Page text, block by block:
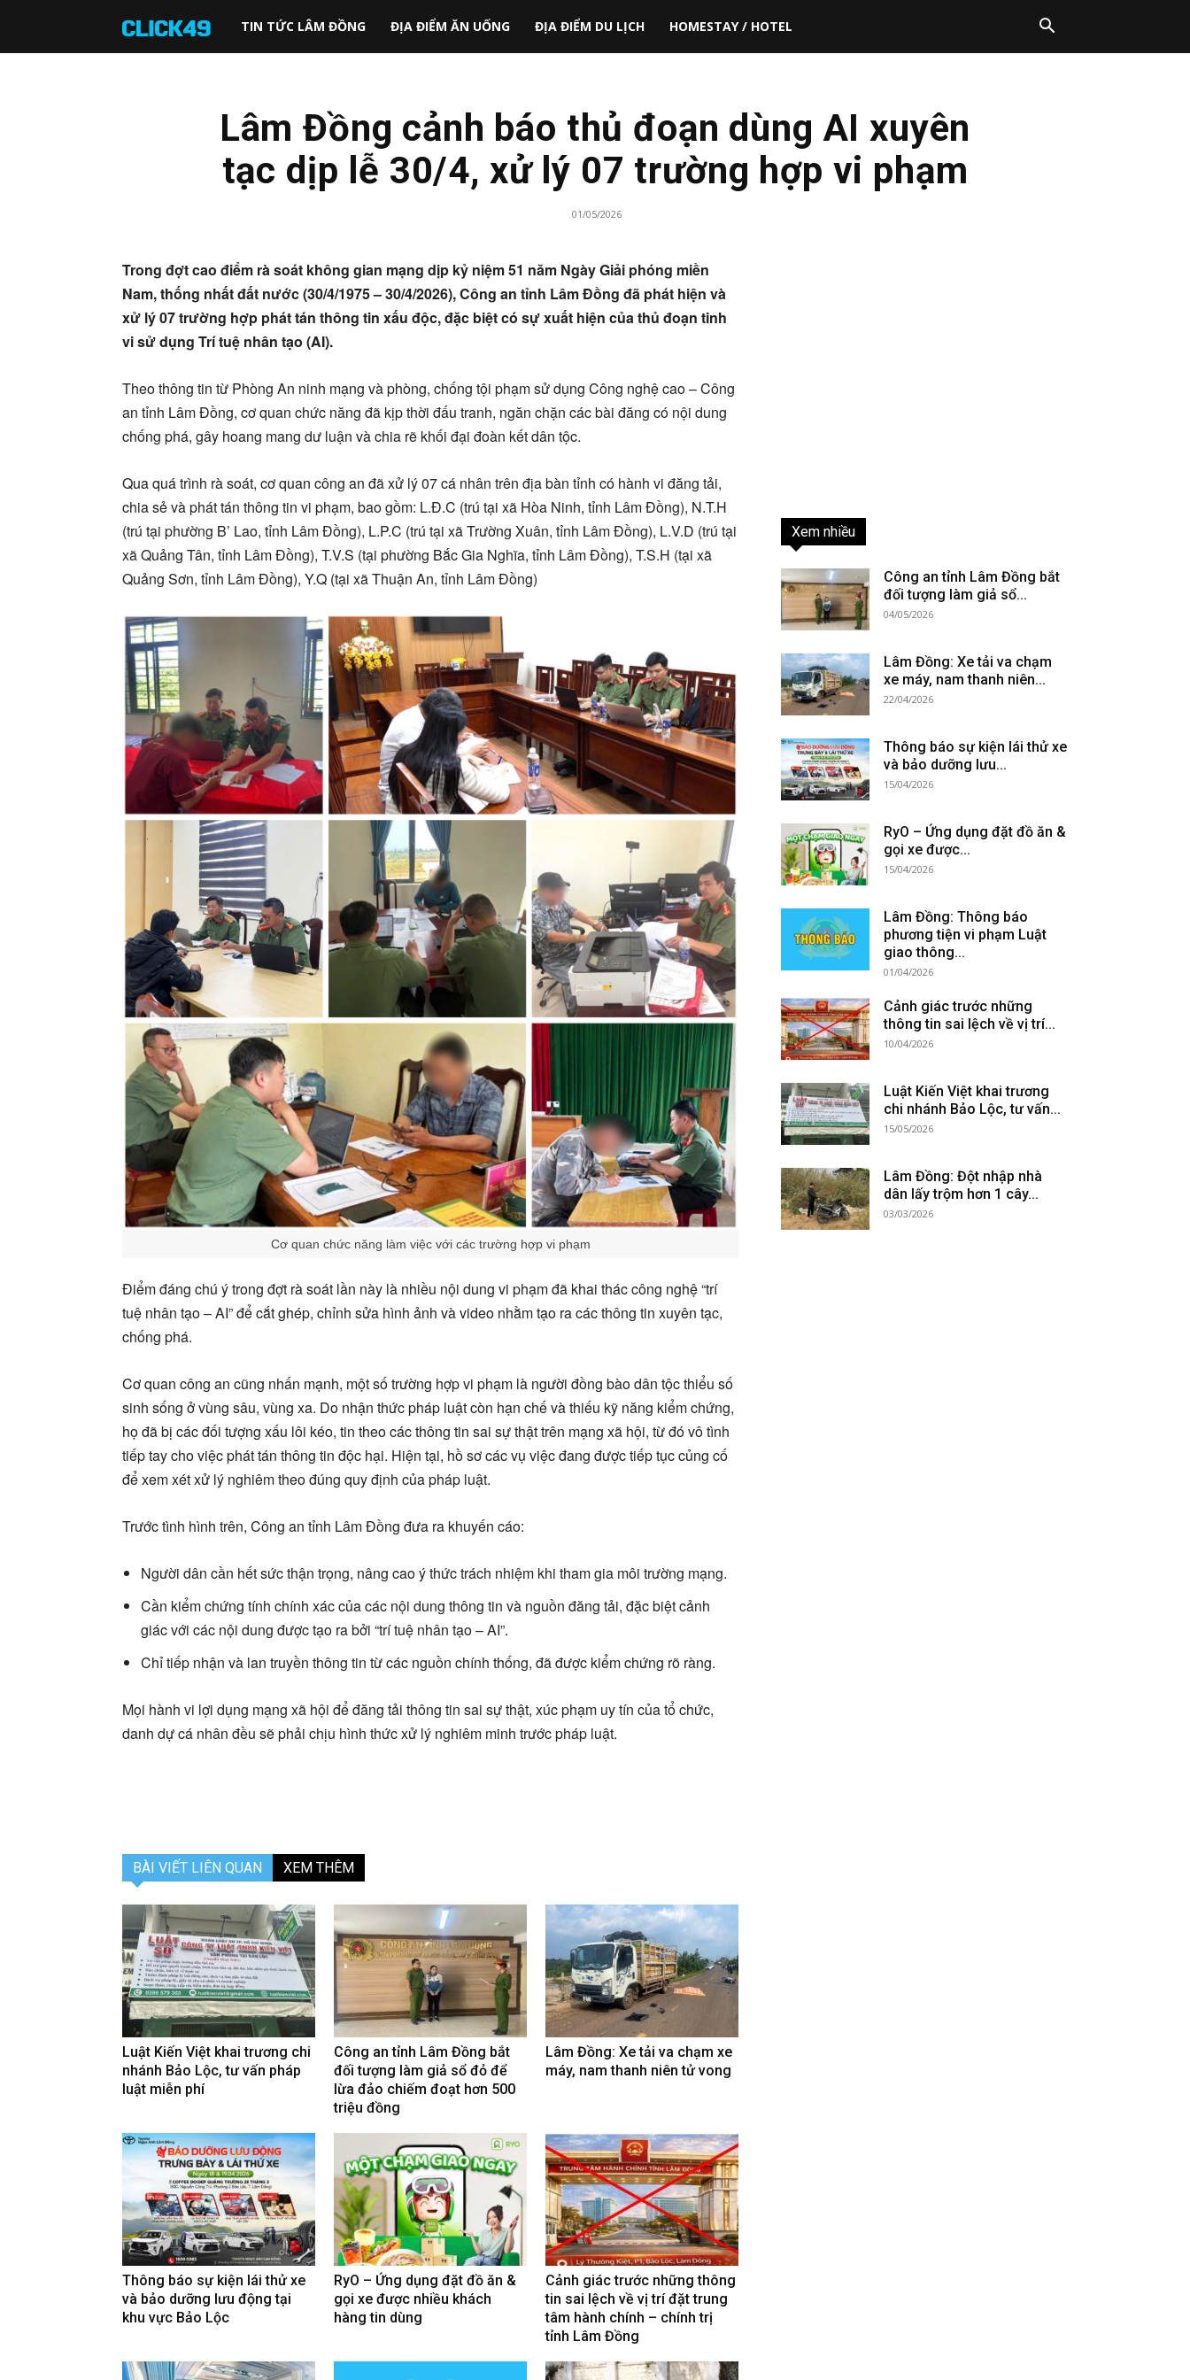
Click49
TIN TỨC LÂM ĐỒNG ĐỊA ĐIỂM ĂN UỐNG ĐỊA ĐIỂM DU LỊCH HOMESTAY / HOTEL
Lâm Đồng cảnh báo thủ đoạn dùng AI xuyên
tạc dịp lễ 30/4, xử lý 07 trường hợp vi phạm
01/05/2026
Trong đợt cao điểm rà soát không gian mạng dịp kỷ niệm 51 năm Ngày Giải phóng miền
Nam, thống nhất đất nước (30/4/1975 – 30/4/2026), Công an tỉnh Lâm Đồng đã phát hiện và
xử lý 07 trường hợp phát tán thông tin xấu độc, đặc biệt có sự xuất hiện của thủ đoạn tinh
vi sử dụng Trí tuệ nhân tạo (AI).
Theo thông tin từ Phòng An ninh mạng và phòng, chống tội phạm sử dụng Công nghệ cao – Công
an tỉnh Lâm Đồng, cơ quan chức năng đã kịp thời đấu tranh, ngăn chặn các bài đăng có nội dung
chống phá, gây hoang mang dư luận và chia rẽ khối đại đoàn kết dân tộc.
Qua quá trình rà soát, cơ quan công an đã xử lý 07 cá nhân trên địa bàn tỉnh có hành vi đăng tải,
chia sẻ và phát tán thông tin vi phạm, bao gồm: L.Đ.C (trú tại xã Hòa Ninh, tỉnh Lâm Đồng), N.T.H
(trú tại phường B’ Lao, tỉnh Lâm Đồng), L.P.C (trú tại xã Trường Xuân, tỉnh Lâm Đồng), L.V.D (trú tại
xã Quảng Tân, tỉnh Lâm Đồng), T.V.S (tại phường Bắc Gia Nghĩa, tỉnh Lâm Đồng), T.S.H (tại xã
Quảng Sơn, tỉnh Lâm Đồng), Y.Q (tại xã Thuận An, tỉnh Lâm Đồng)
Cơ quan chức năng làm việc với các trường hợp vi phạm
Điểm đáng chú ý trong đợt rà soát lần này là nhiều nội dung vi phạm đã khai thác công nghệ “trí
tuệ nhân tạo – AI” để cắt ghép, chỉnh sửa hình ảnh và video nhằm tạo ra các thông tin xuyên tạc,
chống phá.
Cơ quan công an cũng nhấn mạnh, một số trường hợp vi phạm là người đồng bào dân tộc thiểu số
sinh sống ở vùng sâu, vùng xa. Do nhận thức pháp luật còn hạn chế và thiếu kỹ năng kiểm chứng,
họ đã bị các đối tượng xấu lôi kéo, tin theo các thông tin sai sự thật trên mạng xã hội, từ đó vô tình
tiếp tay cho việc phát tán thông tin độc hại. Hiện tại, hồ sơ các vụ việc đang được tiếp tục củng cố
để xem xét xử lý nghiêm theo đúng quy định của pháp luật.
Trước tình hình trên, Công an tỉnh Lâm Đồng đưa ra khuyến cáo:
Người dân cần hết sức thận trọng, nâng cao ý thức trách nhiệm khi tham gia môi trường mạng.
Cần kiểm chứng tính chính xác của các nội dung thông tin và nguồn đăng tải, đặc biệt cảnh
giác với các nội dung được tạo ra bởi “trí tuệ nhân tạo – AI”.
Chỉ tiếp nhận và lan truyền thông tin từ các nguồn chính thống, đã được kiểm chứng rõ ràng.
Mọi hành vi lợi dụng mạng xã hội để đăng tải thông tin sai sự thật, xúc phạm uy tín của tổ chức,
danh dự cá nhân đều sẽ phải chịu hình thức xử lý nghiêm minh trước pháp luật.
BÀI VIẾT LIÊN QUAN XEM THÊM
Luật Kiến Việt khai trương chi
nhánh Bảo Lộc, tư vấn pháp
luật miễn phí
Công an tỉnh Lâm Đồng bắt
đối tượng làm giả sổ đỏ để
lừa đảo chiếm đoạt hơn 500
triệu đồng
Lâm Đồng: Xe tải va chạm xe
máy, nam thanh niên tử vong
Thông báo sự kiện lái thử xe
và bảo dưỡng lưu động tại
khu vực Bảo Lộc
RyO – Ứng dụng đặt đồ ăn &
gọi xe được nhiều khách
hàng tin dùng
Cảnh giác trước những thông
tin sai lệch về vị trí đặt trung
tâm hành chính – chính trị
tỉnh Lâm Đồng
Xem nhiều
Công an tỉnh Lâm Đồng bắt
đối tượng làm giả sổ...
04/05/2026
Lâm Đồng: Xe tải va chạm
xe máy, nam thanh niên...
22/04/2026
Thông báo sự kiện lái thử xe
và bảo dưỡng lưu...
15/04/2026
RyO – Ứng dụng đặt đồ ăn &
gọi xe được...
15/04/2026
Lâm Đồng: Thông báo
phương tiện vi phạm Luật
giao thông...
01/04/2026
Cảnh giác trước những
thông tin sai lệch về vị trí...
10/04/2026
Luật Kiến Việt khai trương
chi nhánh Bảo Lộc, tư vấn...
15/05/2026
Lâm Đồng: Đột nhập nhà
dân lấy trộm hơn 1 cây...
03/03/2026